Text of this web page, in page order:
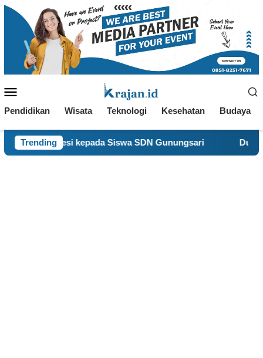
Loncat
Mobile
Pendidikan Wisata Teknologi Kesehatan Budaya
Trending
kepada Siswa SDN Gunungsari Dukung SDGs 8,